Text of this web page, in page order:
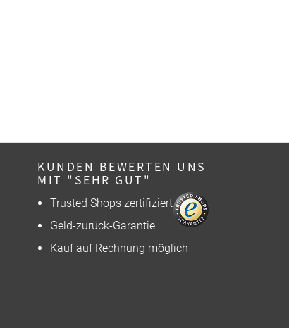
KUNDEN BEWERTEN UNS
MIT "SEHR GUT"
Trusted Shops zertifiziert
Geld-zurück-Garantie
Kauf auf Rechnung möglich